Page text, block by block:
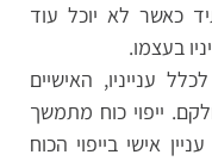
כאשר לא יוכל עוד
בעצמו.
ענייניו, האישיים
ייפוי כוח מתמשך
אישי בייפוי הכוח